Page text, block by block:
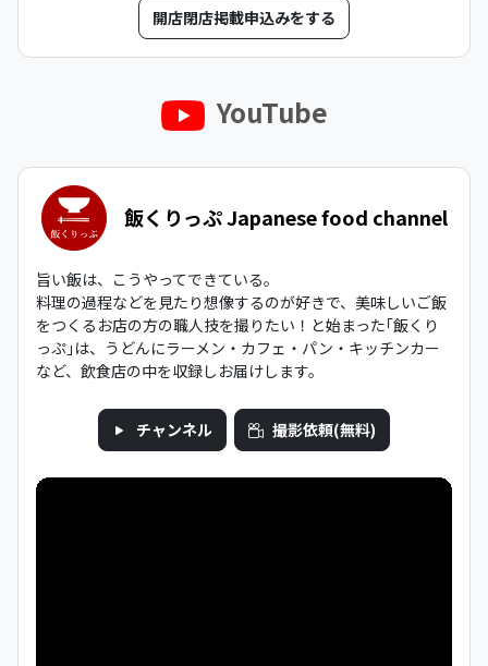
開店閉店掲載申込みをする
YouTube
飯くりっぷ Japanese food channel
旨い飯は、こうやってできている。
料理の過程などを見たり想像するのが好きで、美味しいご飯
をつくるお店の方の職人技を撮りたい！と始まった｢飯くり
っぷ｣は、うどんにラーメン・カフェ・パン・キッチンカー
など、飲食店の中を収録しお届けします。
チャンネル 撮影依頼(無料)